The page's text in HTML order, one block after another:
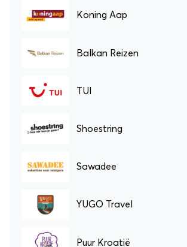
Koning Aap
Balkan Reizen
TUI
Shoestring
Sawadee
YUGO Travel
Puur Kroatië